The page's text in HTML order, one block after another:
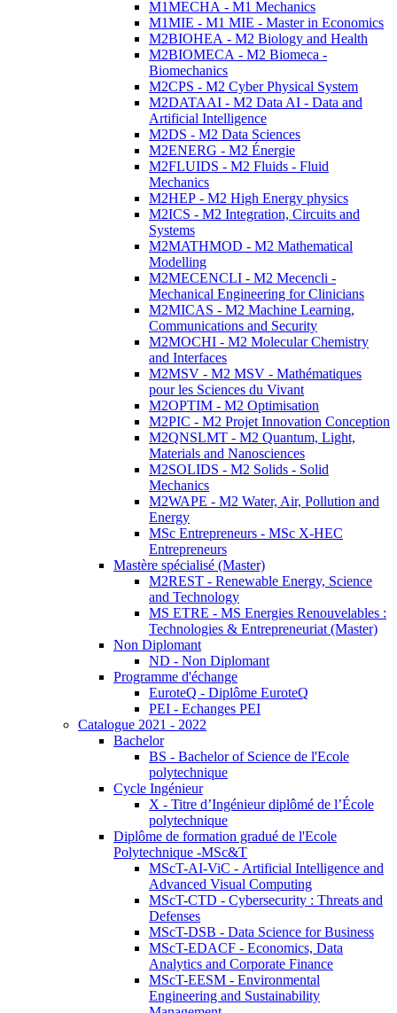
M1MECHA - M1 Mechanics
M1MIE - M1 MIE - Master in Economics
M2BIOHEA - M2 Biology and Health
M2BIOMECA - M2 Biomeca -
Biomechanics
M2CPS - M2 Cyber Physical System
M2DATAAI - M2 Data AI - Data and
Artificial Intelligence
M2DS - M2 Data Sciences
M2ENERG - M2 Énergie
M2FLUIDS - M2 Fluids - Fluid
Mechanics
M2HEP - M2 High Energy physics
M2ICS - M2 Integration, Circuits and
Systems
M2MATHMOD - M2 Mathematical
Modelling
M2MECENCLI - M2 Mecencli -
Mechanical Engineering for Clinicians
M2MICAS - M2 Machine Learning,
Communications and Security
M2MOCHI - M2 Molecular Chemistry
and Interfaces
M2MSV - M2 MSV - Mathématiques
pour les Sciences du Vivant
M2OPTIM - M2 Optimisation
M2PIC - M2 Projet Innovation Conception
M2QNSLMT - M2 Quantum, Light,
Materials and Nanosciences
M2SOLIDS - M2 Solids - Solid
Mechanics
M2WAPE - M2 Water, Air, Pollution and
Energy
MSc Entrepreneurs - MSc X-HEC
Entrepreneurs
Mastère spécialisé (Master)
M2REST - Renewable Energy, Science
and Technology
MS ETRE - MS Energies Renouvelables :
Technologies & Entrepreneuriat (Master)
Non Diplomant
ND - Non Diplomant
Programme d'échange
EuroteQ - Diplôme EuroteQ
PEI - Echanges PEI
Catalogue 2021 - 2022
Bachelor
BS - Bachelor of Science de l'Ecole
polytechnique
Cycle Ingénieur
X - Titre d’Ingénieur diplômé de l’École
polytechnique
Diplôme de formation gradué de l'Ecole
Polytechnique -MSc&T
MScT-AI-ViC - Artificial Intelligence and
Advanced Visual Computing
MScT-CTD - Cybersecurity : Threats and
Defenses
MScT-DSB - Data Science for Business
MScT-EDACF - Economics, Data
Analytics and Corporate Finance
MScT-EESM - Environmental
Engineering and Sustainability